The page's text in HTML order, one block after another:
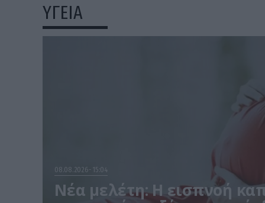
ΥΓΕΙΑ
08.08.2026 15:04
Νέα μελέτη: Η εισπνοή